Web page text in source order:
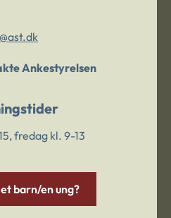
Ankestyrelsen
fredag kl. 9-13
barn/en ung?